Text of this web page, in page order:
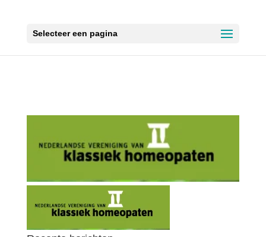
Selecteer een pagina